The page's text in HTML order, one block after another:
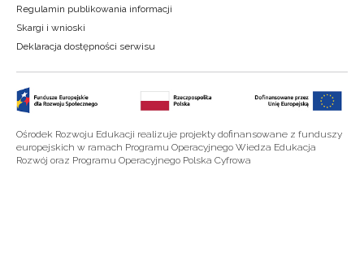
Regulamin publikowania informacji
Skargi i wnioski
Deklaracja dostępności serwisu
Ośrodek Rozwoju Edukacji realizuje projekty dofinansowane z funduszy
europejskich w ramach Programu Operacyjnego Wiedza Edukacja
Rozwój oraz Programu Operacyjnego Polska Cyfrowa